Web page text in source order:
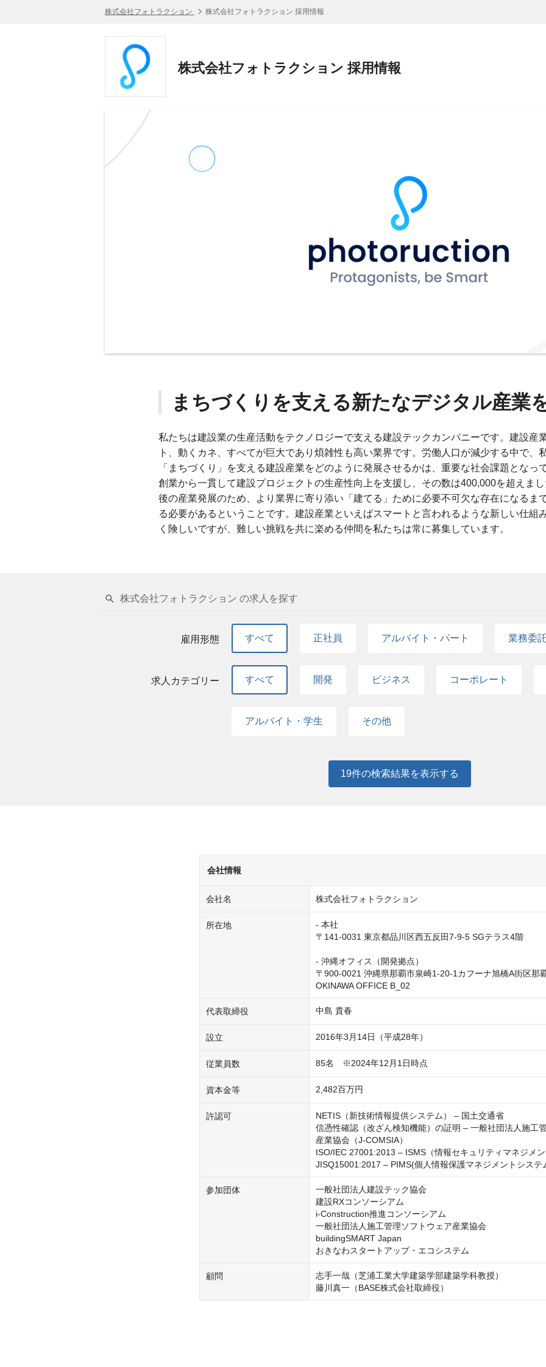
株式会社フォトラクション 株式会社フォトラクション 採用情報
株式会社フォトラクション 採用情報
まちづくりを支える新たなデジタル産業
私たちは建設業の生産活動をテクノロジーで支える建設テックカンパニーです。建設産
ト、動くカネ、すべてが巨大であり煩雑性も高い業界です。労働人口が減少する中で、
「まちづくり」を支える建設産業をどのように発展させるかは、重要な社会課題となっ
創業から一貫して建設プロジェクトの生産性向上を支援し、その数は400,000を超えま
後の産業発展のため、より業界に寄り添い「建てる」ために必要不可欠な存在になるま
る必要があるということです。建設産業といえばスマートと言われるような新しい仕組
く険しいですが、難しい挑戦を共に楽める仲間を私たちは常に募集しています。
株式会社フォトラクション の求人を探す
雇用形態 すべて 正社員 アルバイト・パート 業務委託
求人カテゴリー すべて 開発 ビジネス コーポレート
アルバイト・学生 その他
19件の検索結果を表示する
会社情報
会社名 株式会社フォトラクション
所在地
- 本社
〒141-0031 東京都品川区西五反田7-9-5 SGテラス4階
- 沖縄オフィス（開発拠点）
〒900-0021 沖縄県那覇市泉崎1-20-1カフーナ旭橋A街区那
OKINAWA OFFICE B_02
代表取締役 中島 貴春
設立 2016年3月14日（平成28年）
従業員数 85名　※2024年12月1日時点
資本金等 2,482百万円
許認可
NETIS（新技術情報提供システム） – 国土交通省
信憑性確認（改ざん検知機能）の証明 – 一般社団法人施工
産業協会（J-COMSIA）
ISO/IEC 27001:2013 – ISMS（情報セキュリティマネジメン
JISQ15001:2017 – PIMS(個人情報保護マネジメントシステ
参加団体
一般社団法人建設テック協会
建設RXコンソーシアム
i-Construction推進コンソーシアム
一般社団法人施工管理ソフトウェア産業協会
buildingSMART Japan
おきなわスタートアップ・エコシステム
顧問
志手一哉（芝浦工業大学建築学部建築学科教授）
藤川真一（BASE株式会社取締役）